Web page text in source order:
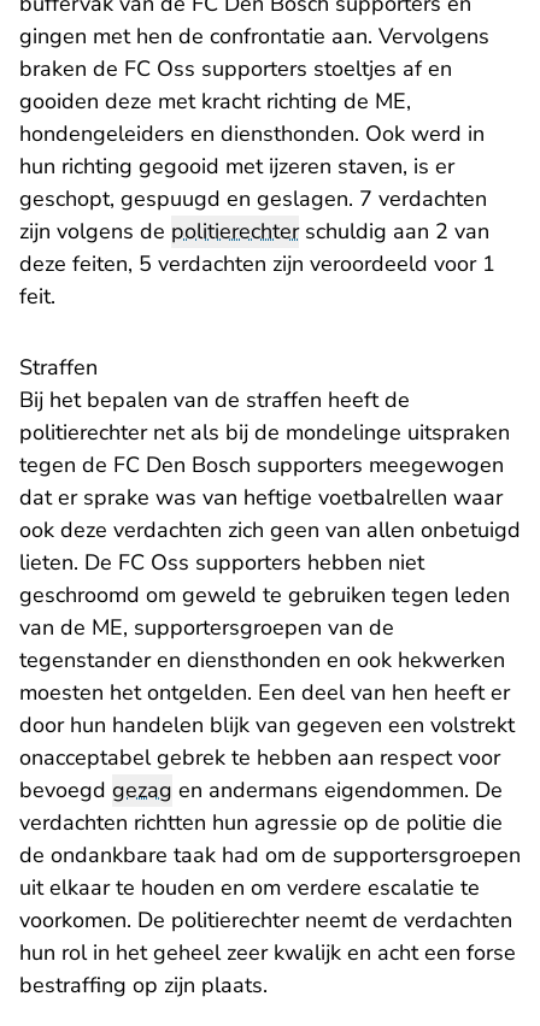
gingen met hen de confrontatie aan. Vervolgens
braken de FC Oss supporters stoeltjes af en
gooiden deze met kracht richting de ME,
hondengeleiders en diensthonden. Ook werd in
hun richting gegooid met ijzeren staven, is er
geschopt, gespuugd en geslagen. 7 verdachten
zijn volgens de politierechterschuldig aan 2 van
deze feiten, 5 verdachten zijn veroordeeld voor 1
feit.
Straffen
Bij het bepalen van de straffen heeft de
politierechter net als bij de mondelinge uitspraken
tegen de FC Den Bosch supporters meegewogen
dat er sprake was van heftige voetbalrellen waar
ook deze verdachten zich geen van allen onbetuigd
lieten. De FC Oss supporters hebben niet
geschroomd om geweld te gebruiken tegen leden
van de ME, supportersgroepen van de
tegenstander en diensthonden en ook hekwerken
moesten het ontgelden. Een deel van hen heeft er
door hun handelen blijk van gegeven een volstrekt
onacceptabel gebrek te hebben aan respect voor
bevoegd gezag en andermans eigendommen. De
verdachten richtten hun agressie op de politie die
de ondankbare taak had om de supportersgroepen
uit elkaar te houden en om verdere escalatie te
voorkomen. De politierechter neemt de verdachten
hun rol in het geheel zeer kwalijk en acht een forse
bestraffing op zijn plaats.